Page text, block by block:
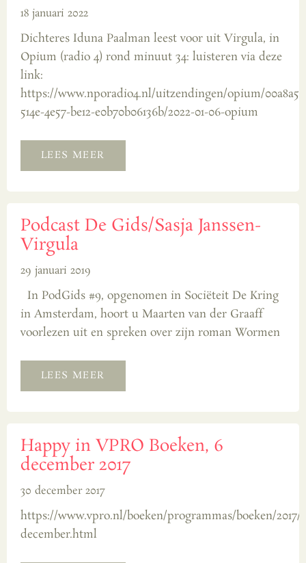
18 januari 2022
Dichteres Iduna Paalman leest voor uit Virgula, in
Opium (radio 4) rond minuut 34: luisteren via deze
link:
https://www.nporadio4.nl/uitzendingen/opium/
514e-4e57-be12-e0b70b06136b/2022-01-06-opium
LEES MEER
Podcast De Gids/Sasja Janssen-
Virgula
29 januari 2019
In PodGids #9, opgenomen in Sociëteit De Kring
in Amsterdam, hoort u Maarten van der Graaff
voorlezen uit en spreken over zijn roman Wormen
LEES MEER
Happy in VPRO Boeken, 6
december 2017
30 december 2017
https://www.vpro.nl/boeken/programmas/boeken/2017/
december.html